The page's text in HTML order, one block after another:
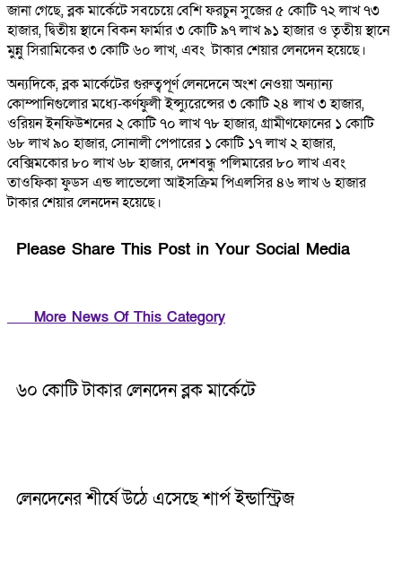
জানা গেছে, ব্লক মার্কেটে সবচেয়ে বেশি ফরচুন সুজের ৫ কোটি ৭২ লাখ ৭৩
হাজার, দ্বিতীয় স্থানে বিকন ফার্মার ৩ কোটি ৯৭ লাখ ৯১ হাজার ও তৃতীয় স্থানে
মুন্নু সিরামিকের ৩ কোটি ৬০ লাখ, এবং টাকার শেয়ার লেনদেন হয়েছে।
অন্যদিকে, ব্লক মার্কেটের গুরুত্বপূর্ণ লেনদেনে অংশ নেওয়া অন্যান্য
কোম্পানিগুলোর মধ্যে-কর্ণফুলী ইন্স্যুরেন্সের ৩ কোটি ২৪ লাখ ৩ হাজার,
ওরিয়ন ইনফিউশনের ২ কোটি ৭০ লাখ ৭৮ হাজার, গ্রামীণফোনের ১ কোটি
৬৮ লাখ ৯০ হাজার, সোনালী পেপারের ১ কোটি ১৭ লাখ ২ হাজার,
বেক্সিমকোর ৮০ লাখ ৬৮ হাজার, দেশবন্ধু পলিমারের ৮০ লাখ এবং
তাওফিকা ফুডস এন্ড লাভেলো আইসক্রিম পিএলসির ৪৬ লাখ ৬ হাজার
টাকার শেয়ার লেনদেন হয়েছে।
Please Share This Post in Your Social Media
More News Of This Category
৬০ কোটি টাকার লেনদেন ব্লক মার্কেটে
লেনদেনের শীর্ষে উঠে এসেছে শার্প ইন্ডাস্ট্রিজ